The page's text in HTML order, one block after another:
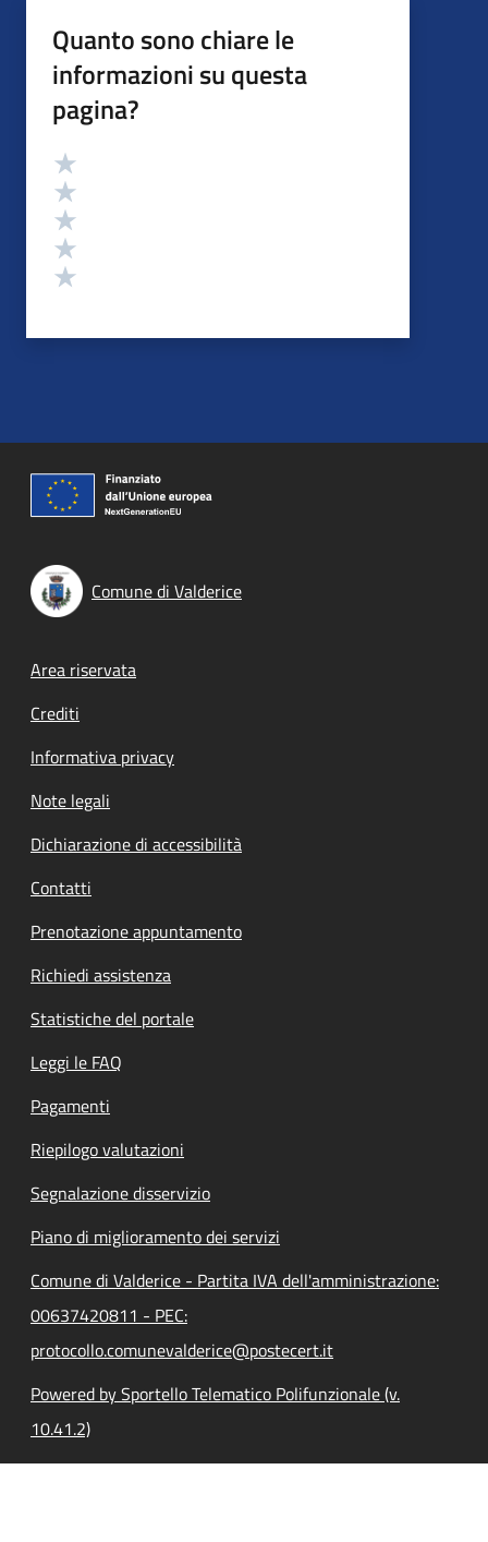
Quanto sono chiare le
informazioni su questa
pagina?
Valutazione
Comune di Valderice
Footer menu
Area riservata
Crediti
Informativa privacy
Note legali
Dichiarazione di accessibilità
Contatti
Prenotazione appuntamento
Richiedi assistenza
Statistiche del portale
Leggi le FAQ
Pagamenti
Riepilogo valutazioni
Segnalazione disservizio
Piano di miglioramento dei servizi
Comune di Valderice - Partita IVA dell'amministrazione:
00637420811 - PEC:
protocollo.comunevalderice@postecert.it
Powered by Sportello Telematico Polifunzionale (v.
10.41.2)